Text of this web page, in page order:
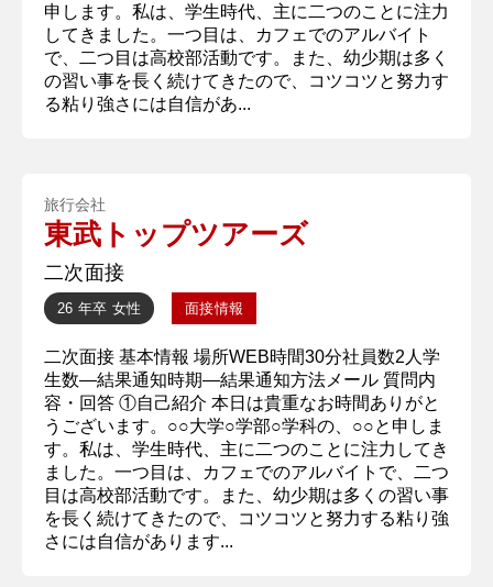
申します。私は、学生時代、主に二つのことに注力
してきました。一つ目は、カフェでのアルバイト
で、二つ目は高校部活動です。また、幼少期は多く
の習い事を長く続けてきたので、コツコツと努力す
る粘り強さには自信があ...
旅行会社
東武トップツアーズ
二次面接
26 年卒 女性 面接情報
二次面接 基本情報 場所WEB時間30分社員数2人学
生数―結果通知時期―結果通知方法メール 質問内
容・回答 ①自己紹介 本日は貴重なお時間ありがと
うございます。○○大学○学部○学科の、○○と申しま
す。私は、学生時代、主に二つのことに注力してき
ました。一つ目は、カフェでのアルバイトで、二つ
目は高校部活動です。また、幼少期は多くの習い事
を長く続けてきたので、コツコツと努力する粘り強
さには自信があります...